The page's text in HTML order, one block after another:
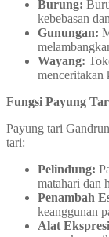
Burung:
kebebasan
Gunungan:
Wayang:
menceritakan
Fungsi Payung
Payung tari
tari:
Pelindung:
matahari dan
Penambah
keanggunan
Alat